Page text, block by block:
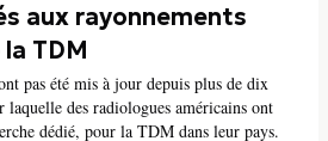
aux rayonnements
TDM
pas été mis à jour depuis plus de dix
laquelle des radiologues américains ont
dédié, pour la TDM dans leur pays.